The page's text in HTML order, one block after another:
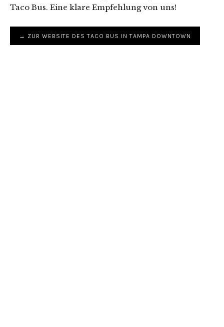
Taco Bus. Eine klare Empfehlung von uns!
→ ZUR WEBSITE DES TACO BUS IN TAMPA DOWNTOWN